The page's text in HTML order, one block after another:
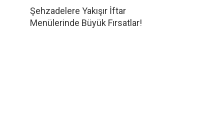
Şehzadelere Yakışır İftar
Menülerinde Büyük Fırsatlar!